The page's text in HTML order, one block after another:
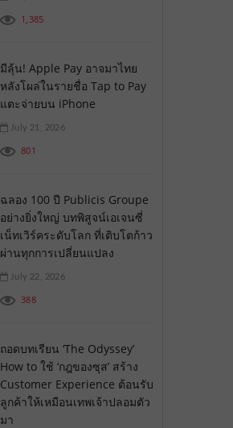
1,385
มีลุ้น! Apple Pay อาจมาไทย
หลังโผล่ในรายชื่อ Tap to Pay
แตะจ่ายบน iPhone
July 21, 2026
801
ฉลอง 100 ปี Publicis Groupe
อย่างยิ่งใหญ่ บทพิสูจน์เอเจนซี่
เน็ทเวิร์คระดับโลก ที่เติบโตก้าว
ผ่านทุกการเปลี่ยนแปลง
July 22, 2026
388
ถอดบทเรียน ‘The Odyssey’
How to ใช้ ‘กฎของซุส’ สร้าง
Customer Experience ต้อนรับ
ลูกค้าให้เหมือนเทพเจ้าปลอมตัว
มา